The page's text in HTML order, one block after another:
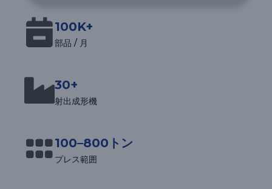
100K+
部品 / 月
30+
射出成形機
100–800トン
プレス範囲